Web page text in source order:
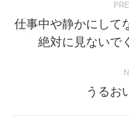
navigation
仕事中や静かにして
絶対に見ないで
うるお